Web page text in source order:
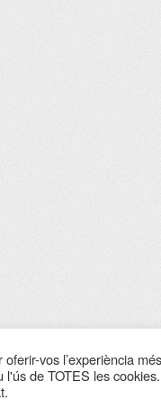
vos l’experiència
de TOTES les